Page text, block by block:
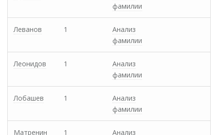
фамилии
Леванов 1
Анализ
фамилии
Леонидов 1
Анализ
фамилии
Лобашев 1
Анализ
фамилии
Матренин 1
Анализ